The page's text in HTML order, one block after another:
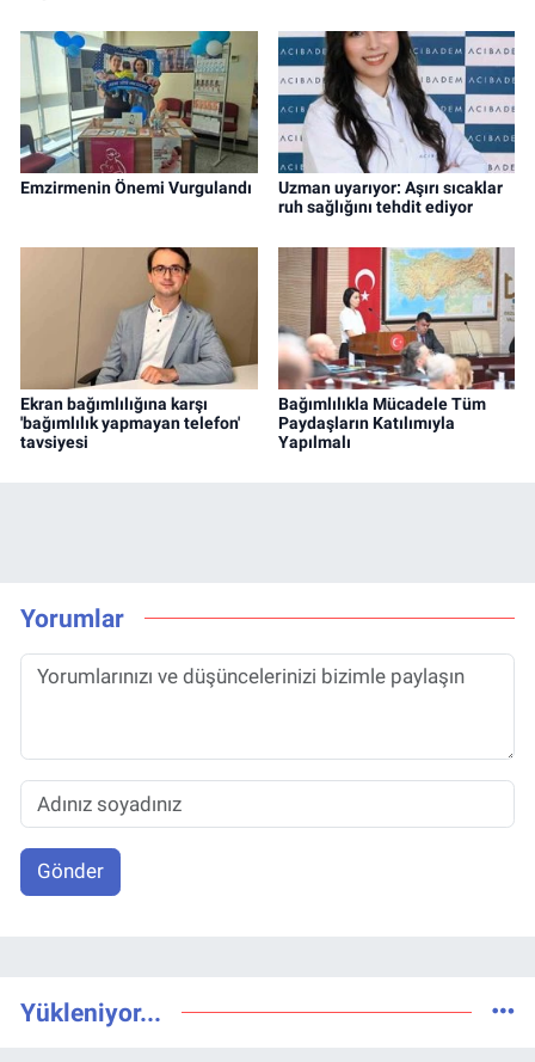
Emzirmenin Önemi Vurgulandı
Uzman uyarıyor: Aşırı sıcaklar
ruh sağlığını tehdit ediyor
Ekran bağımlılığına karşı
'bağımlılık yapmayan telefon'
tavsiyesi
Bağımlılıkla Mücadele Tüm
Paydaşların Katılımıyla
Yapılmalı
Yorumlar
Gönder
Yükleniyor...